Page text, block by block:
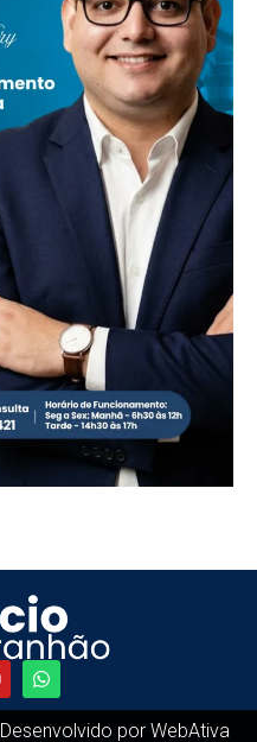
Desenvolvido por WebAtiva